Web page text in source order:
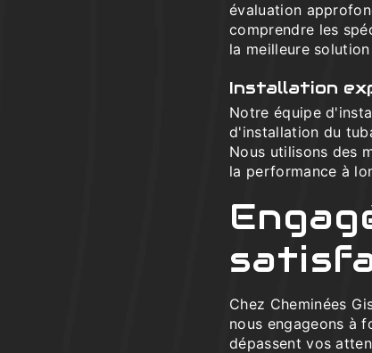
évaluation
comprendre les
la meilleure
Installation
Notre équipe
d'installation du
Nous utilisons des
la performance à
Chez Cheminées
nous engageons à
dépassent vos